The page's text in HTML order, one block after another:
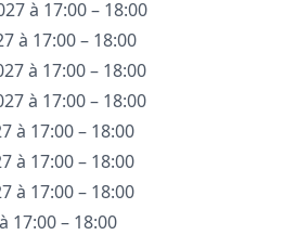
à 17:00 – 18:00
à 17:00 – 18:00
à 17:00 – 18:00
à 17:00 – 18:00
à 17:00 – 18:00
à 17:00 – 18:00
à 17:00 – 18:00
17:00 – 18:00